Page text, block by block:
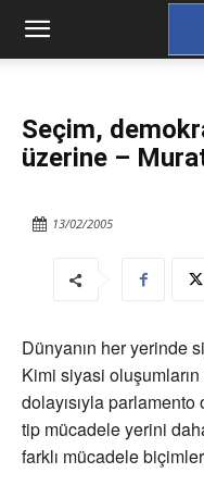
Seçim,
üzerine –
13/02/2005
Dünyanın her yerinde
Kimi siyasi
dolayısıyla
tip mücadele yerini
farklı mücadele